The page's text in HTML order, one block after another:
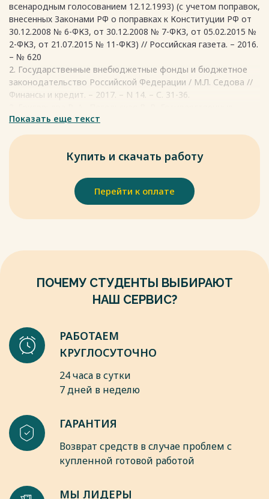
всенародным голосованием 12.12.1993) (с учетом поправок,
внесенных Законами РФ о поправках к Конституции РФ от
30.12.2008 № 6-ФКЗ, от 30.12.2008 № 7-ФКЗ, от 05.02.2015 №
2-ФКЗ, от 21.07.2015 № 11-ФКЗ) // Российская газета. – 2016.
– № 620
2. Государственные внебюджетные фонды и бюджетное
законодательство Российской Федерации / М.Л. Седова //
Финансы и кредит. – 2017. – N 14. – С. 31-36.
внебюджетные фонды РФ: проблемы функционирования и
пути их решения // Молодой ученый. 2017. №24. С. 405-408
4. Коняхин, Н.Я. О страховых взносах во внебюджетные
фонды / Н.Я. Коняхин // Бухгалтерский учет. – 2017. – № 4. –
5. Кривоненко В. А. Проблемы функционирования
внебюджетных государственных фондов России на
современном этапе // Молодой ученый. 2017. №9. С. 543-
547.
Показать еще текст
Купить и скачать работу
Перейти к оплате
ПОЧЕМУ СТУДЕНТЫ ВЫБИРАЮТ
НАШ СЕРВИС?
РАБОТАЕМ
КРУГЛОСУТОЧНО
24 часа в сутки
7 дней в неделю
ГАРАНТИЯ
Возврат средств в случае проблем с
купленной готовой работой
МЫ ЛИДЕРЫ